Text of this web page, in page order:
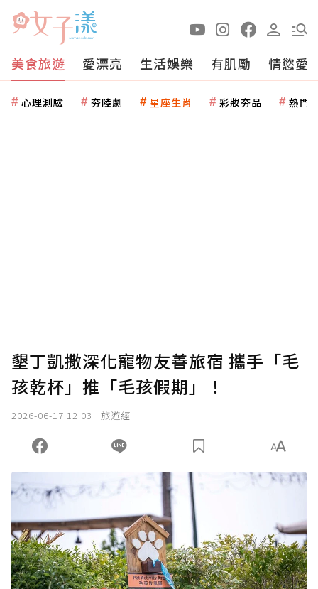
美食旅遊 愛漂亮 生活娛樂 有肌勵 情慾愛
心理測驗 夯陸劇 星座生肖 彩妝夯品 熱門
墾丁凱撒深化寵物友善旅宿 攜手「毛
孩乾杯」推「毛孩假期」！
2026-06-17 12:03 旅遊經